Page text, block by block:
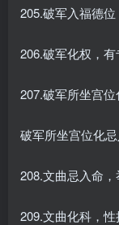
205.破军入福德位
206.破军化权，有
207.破军所坐宫位
破军所坐宫位化忌
208.文曲忌入命，
209.文曲化科，性